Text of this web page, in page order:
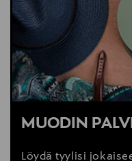
MUODIN
Löydä tyylisi